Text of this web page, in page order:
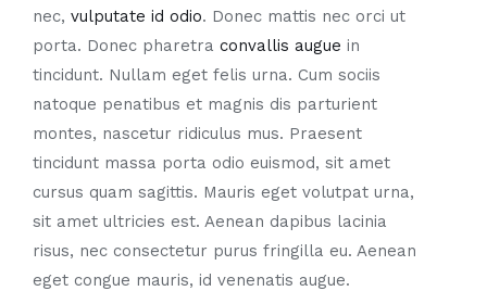
nec, vulputate id odio. Donec mattis nec orci ut
porta. Donec pharetra convallis augue in
tincidunt. Nullam eget felis urna. Cum sociis
natoque penatibus et magnis dis parturient
montes, nascetur ridiculus mus. Praesent
tincidunt massa porta odio euismod, sit amet
cursus quam sagittis. Mauris eget volutpat urna,
sit amet ultricies est. Aenean dapibus lacinia
risus, nec consectetur purus fringilla eu. Aenean
eget congue mauris, id venenatis augue.